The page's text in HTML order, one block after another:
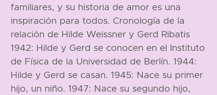
familiares, y su historia de amor es una
inspiración para todos. Cronología de la
relación de Hilde Weissner y Gerd Ribatis
1942: Hilde y Gerd se conocen en el Instituto
de Física de la Universidad de Berlín. 1944:
Hilde y Gerd se casan. 1945: Nace su primer
hijo, un niño. 1947: Nace su segundo hijo,